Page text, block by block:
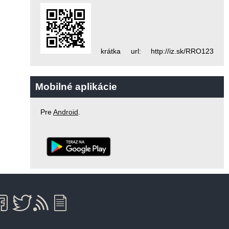
krátka url: http://iz.sk/RRO123
Mobilné aplikácie
PreAndroid